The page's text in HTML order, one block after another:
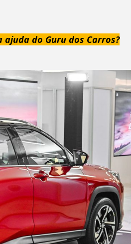
do Guru dos Carros?